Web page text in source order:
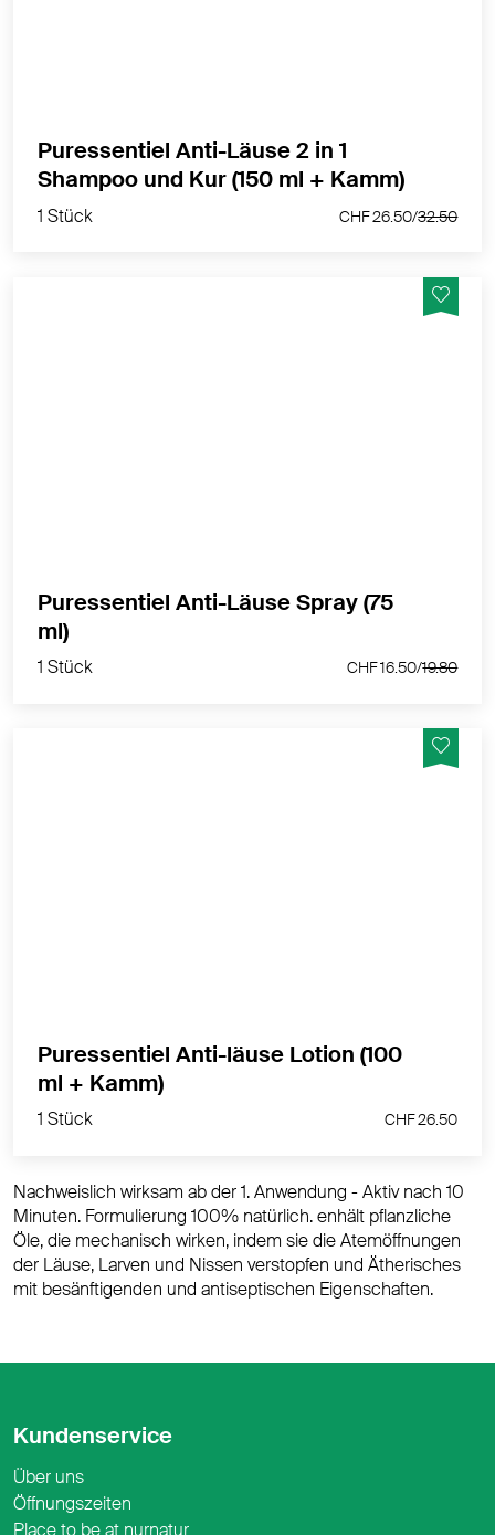
1 Stück CHF 26.50/
Puressentiel Anti-Läuse 2 in 1
Shampoo und Kur (150 ml + Kamm)
1 Stück CHF 26.50/32.50
Puressentiel Anti-Läuse Spray (75
ml)
1 Stück CHF 16.50/19.80
1 Stück
Puressentiel Anti-läuse Lotion (100
ml + Kamm)
1 Stück CHF 26.50
Nachweislich wirksam ab der 1. Anwendung - Aktiv nach 10
Minuten. Formulierung 100% natürlich. enhält pflanzliche
Öle, die mechanisch wirken, indem sie die Atemöffnungen
der Läuse, Larven und Nissen verstopfen und Ätherisches
mit besänftigenden und antiseptischen Eigenschaften.
Kundenservice
Über uns
Öffnungszeiten
Place to be at nurnatur